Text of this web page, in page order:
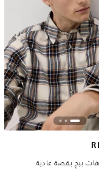
بيج بقصة عادية